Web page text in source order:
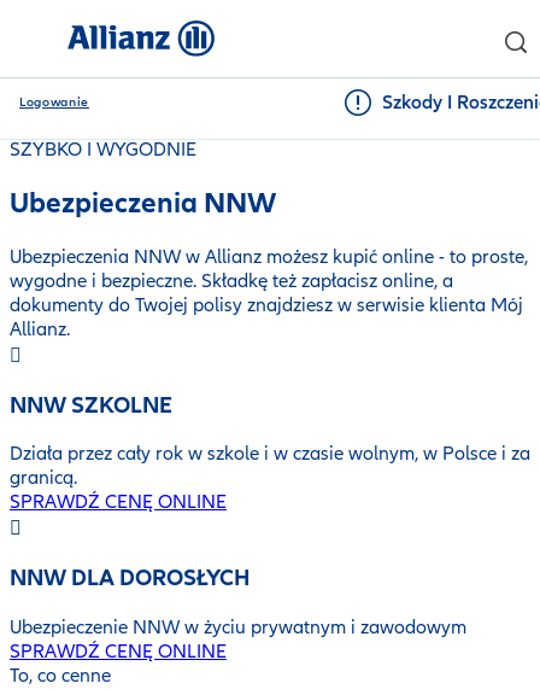
Logowanie
Szkody I
SZYBKO I WYGODNIE
Ubezpieczenia NNW
Ubezpieczenia NNW w Allianz możesz kupić online - to proste,
wygodne i bezpieczne. Składkę też zapłacisz online, a
dokumenty do Twojej polisy znajdziesz w serwisie klienta Mój
Allianz.
NNW SZKOLNE
Działa przez cały rok w szkole i w czasie wolnym, w Polsce i za
granicą.
SPRAWDŹ CENĘ ONLINE
NNW DLA DOROSŁYCH
Ubezpieczenie NNW w życiu prywatnym i zawodowym
SPRAWDŹ CENĘ ONLINE
To, co cenne